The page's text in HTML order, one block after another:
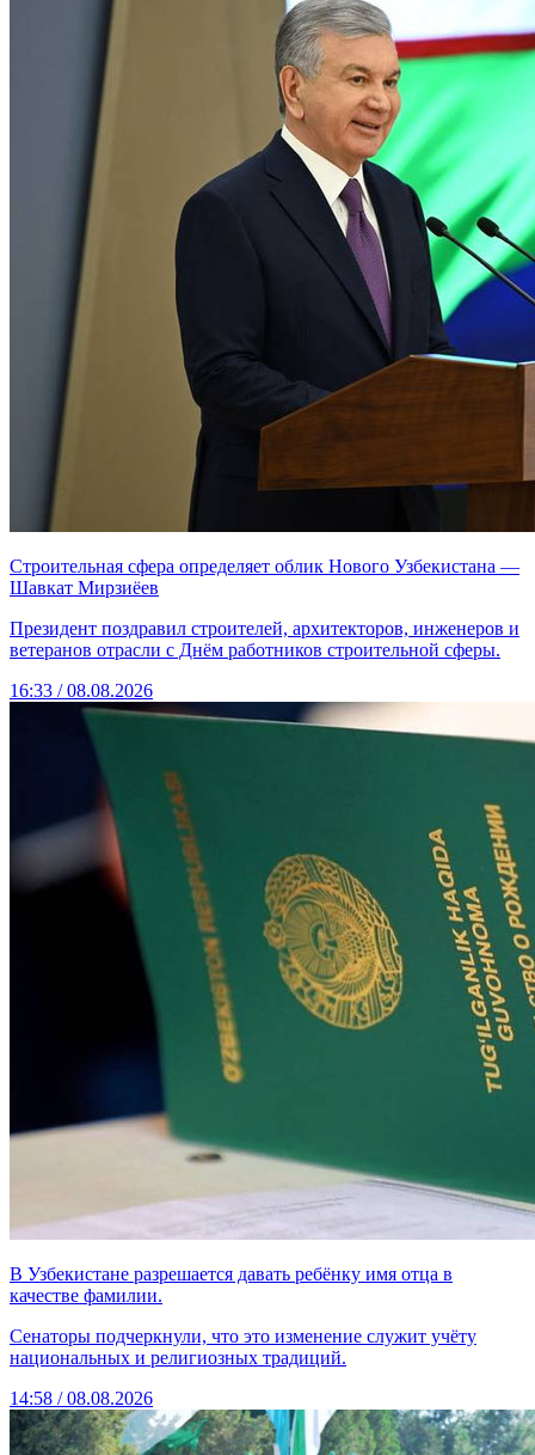
Строительная сфера определяет облик Нового Узбекистана —
Шавкат Мирзиёев
Президент поздравил строителей, архитекторов, инженеров и
ветеранов отрасли с Днём работников строительной сферы.
16:33 / 08.08.2026
В Узбекистане разрешается давать ребёнку имя отца в
качестве фамилии.
Сенаторы подчеркнули, что это изменение служит учёту
национальных и религиозных традиций.
14:58 / 08.08.2026